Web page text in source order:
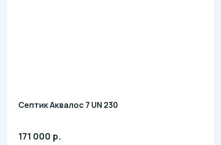
Септик Аквалос 7 UN 230
Количество человек: 5-7
171 000 р.